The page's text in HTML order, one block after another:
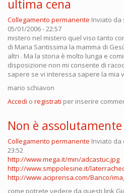
ultima cena
Collegamento permanente Inviato da
05/01/2006 - 22:57
mistero nel mistero quel viso tanto
di Maria Santissima la mamma di
altri . Ma la storia è molto lunga e
disposizione non mi consente di
sapere se vi interessa sapere la mia
mario schiavon
Accedi o registrati per inserire
Non è
Collegamento permanente Inviato da
23:52
http://www.mega.it/min/adcastuc.jpg
http://www.smppolesine.it/
http://www.aciprensa.com/Banco/
come potrete vedere da questi link